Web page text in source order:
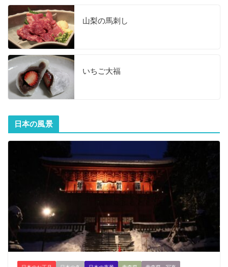
山梨の馬刺し
いちご大福
日本の風景